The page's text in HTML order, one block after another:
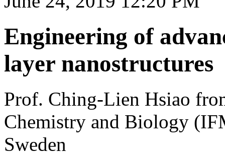
Engineering of
layer nanostructures
Prof. Ching-Lien Hsiao
Chemistry and Biology
Sweden